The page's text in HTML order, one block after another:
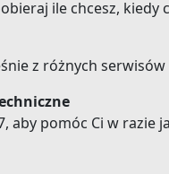
ile chcesz, kiedy
z różnych serwisów
aby pomóc Ci w